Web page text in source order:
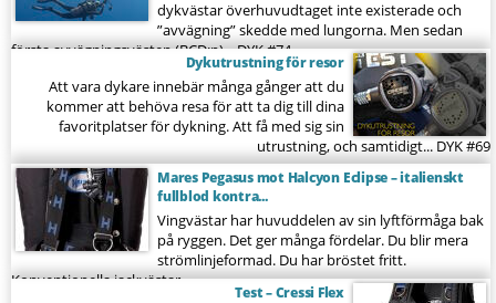
dykvästar överhuvudtaget inte existerade och
”avvägning” skedde med lungorna. Men sedan
första avvägningsvästen (BCD:n)...DYK #74
Dykutrustning för resor
Att vara dykare innebär många gånger att du
kommer att behöva resa för att ta dig till dina
favoritplatser för dykning. Att få med sig sin
utrustning, och samtidigt... DYK #69
Mares Pegasus mot Halcyon Eclipse – italienskt
fullblod kontra...
Vingvästar har huvuddelen av sin lyftförmåga bak
på ryggen. Det ger många fördelar. Du blir mera
strömlinjeformad. Du har bröstet fritt.
Konventionella jackvästar...
Test – Cressi Flex